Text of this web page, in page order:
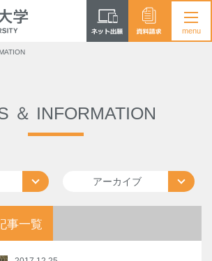
＆ INFORMATION
アーカイブ
事一覧